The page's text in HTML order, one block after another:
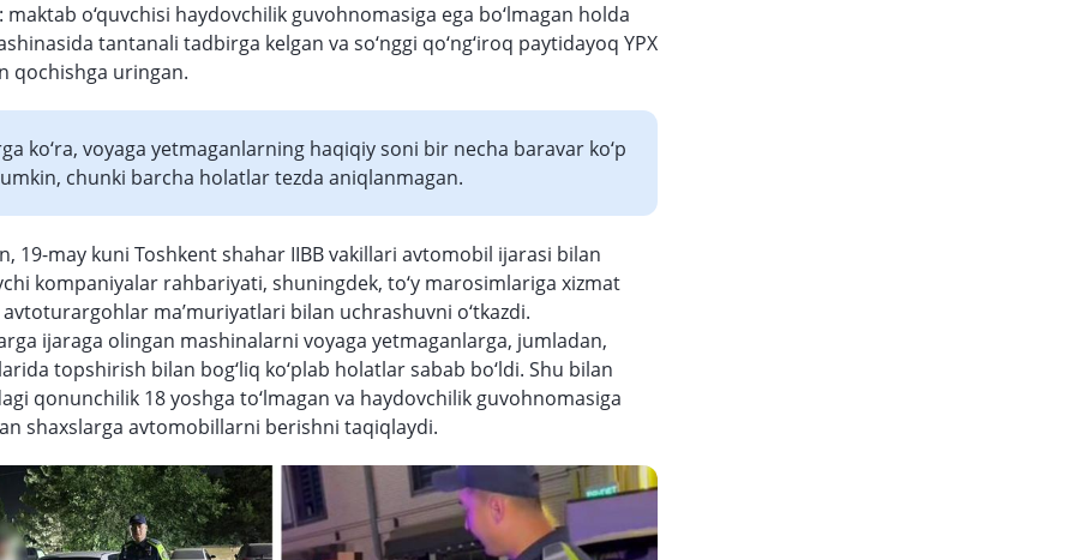
maktab o‘quvchisi haydovchilik guvohnomasiga ega bo‘lmagan holda
tantanali tadbirga kelgan va so‘nggi qo‘ng‘iroq paytidayoq YPX
qochishga uringan.
ko‘ra, voyaga yetmaganlarning haqiqiy soni bir necha baravar ko‘p
chunki barcha holatlar tezda aniqlanmagan.
19-may kuni Toshkent shahar IIBB vakillari avtomobil ijarasi bilan
kompaniyalar rahbariyati, shuningdek, to‘y marosimlariga xizmat
avtoturargohlar ma’muriyatlari bilan uchrashuvni o‘tkazdi.
ijaraga olingan mashinalarni voyaga yetmaganlarga, jumladan,
topshirish bilan bog‘liq ko‘plab holatlar sabab bo‘ldi. Shu bilan
qonunchilik 18 yoshga to‘lmagan va haydovchilik guvohnomasiga
shaxslarga avtomobillarni berishni taqiqlaydi.